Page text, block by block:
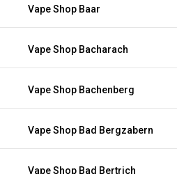
Vape Shop Baar
Vape Shop Bacharach
Vape Shop Bachenberg
Vape Shop Bad Bergzabern
Vape Shop Bad Bertrich